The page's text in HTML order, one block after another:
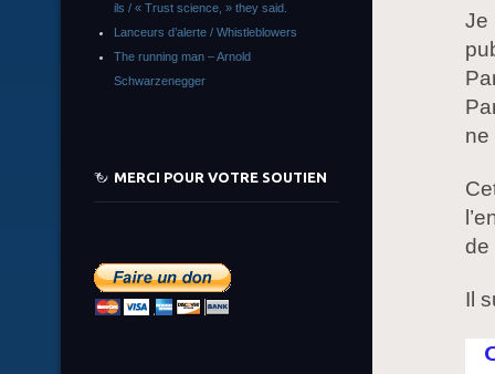
Je
ne
de
Il
ils / « Trust science, » they said.
Lanceurs d’alerte / Whistleblowers
The running man – Arnold
Schwarzenegger
MERCI POUR VOTRE SOUTIEN